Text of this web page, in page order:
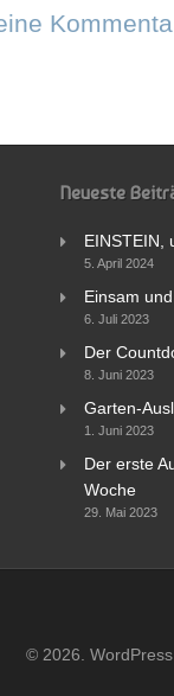
Neueste
EINSTEIN,
5. April 2024
Einsam
6. Juli 2023
Der
8. Juni 2023
Garten-
1. Juni 2023
Der erste
Woche
29. Mai 2023
© 2026.